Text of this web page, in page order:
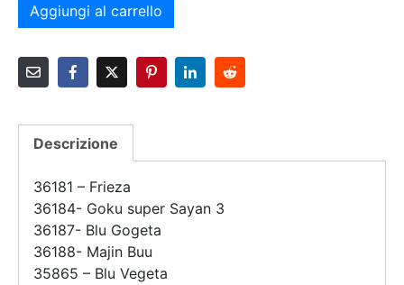
Aggiungi al carrello
Descrizione
36181 – Frieza
36184- Goku super Sayan 3
36187- Blu Gogeta
36188- Majin Buu
35865 – Blu Vegeta